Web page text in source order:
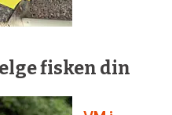
fisken din